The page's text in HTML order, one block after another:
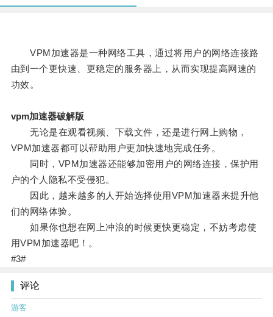
VPM加速器是一种网络工具，通过将用户的网络连接路
由到一个更快速、更稳定的服务器上，从而实现提高网速的
功效。
vpm加速器破解版
无论是在观看视频、下载文件，还是进行网上购物，
VPM加速器都可以帮助用户更加快速地完成任务。
同时，VPM加速器还能够加密用户的网络连接，保护用
户的个人隐私不受侵犯。
因此，越来越多的人开始选择使用VPM加速器来提升他
们的网络体验。
如果你也想在网上冲浪的时候更快更稳定，不妨考虑使
用VPM加速器吧！。
#3#
评论
游客